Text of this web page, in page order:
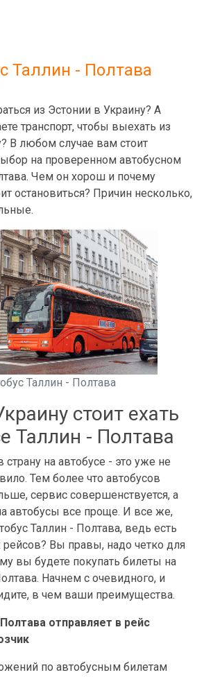
Таллин - Полтава
из Эстонии в Украину? А
транспорт, чтобы выехать из
В любом случае вам стоит
на проверенном автобусном
Чем он хорош и почему
остановиться? Причин несколько,
Таллин - Полтава
стоит ехать
Таллин - Полтава
страну на автобусе - это уже не
Тем более что автобусов
сервис совершенствуется, а
автобусы все проще. И все же,
Таллин - Полтава, ведь есть
Вы правы, надо четко для
вы будете покупать билеты на
Начнем с очевидного, и
в чем ваши преимущества.
отправляет в рейс
по автобусным билетам